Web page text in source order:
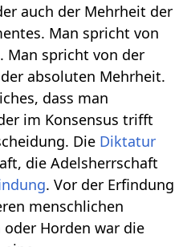
auch der Mehrheit der
Man spricht von
Man spricht von der
absoluten Mehrheit.
dass man
im Konsensus trifft
Die Diktatur
die Adelsherrschaft
. Vor der Erfindung
menschlichen
Horden war die